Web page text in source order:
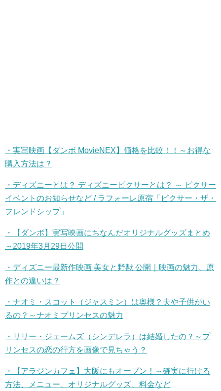
・実写映画【ダンボ MovieNEX 】価格を比較！！～お得な
購入方法は？
・ディズニーとは？ ディズニーピクサーとは？ ～ ピクサー
イベントのお知らせなど / ラフォーレ原宿「ピクサー・ザ・
フレンドシップ」
・【ダンボ】実写映画にちなんだオリジナルグッズまとめ
～2019年3月 29日公開
・ディズニー最新作映画 美女と野獣 公開｜映画の魅力、原
作との違いは？
・ナオミ・スコット（ジャスミン）は奥様？夫や子供がい
るの？～ナオミプリンセスの魅力
・リリー・ジェームズ（シンデレラ）は結婚したの？～プ
リンセスの恋の行方を画像で見ちゃう？
・【アラジンカフェ】大阪にもオープン！～確実に行ける
方法、メニュー、オリジナルグッズ、料金など